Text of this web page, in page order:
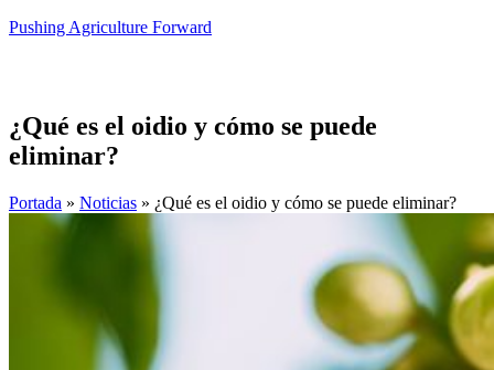
Pushing Agriculture Forward
¿Qué es el oidio y cómo se puede
eliminar?
Portada » Noticias » ¿Qué es el oidio y cómo se puede eliminar?